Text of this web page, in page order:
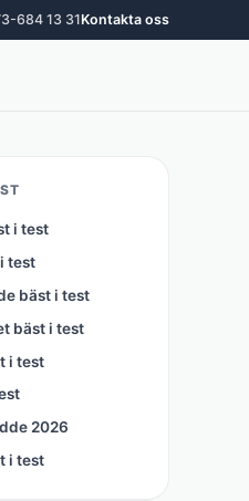
684 13 31Kontakta oss
i test
test
bäst i test
bäst i test
i test
2026
i test